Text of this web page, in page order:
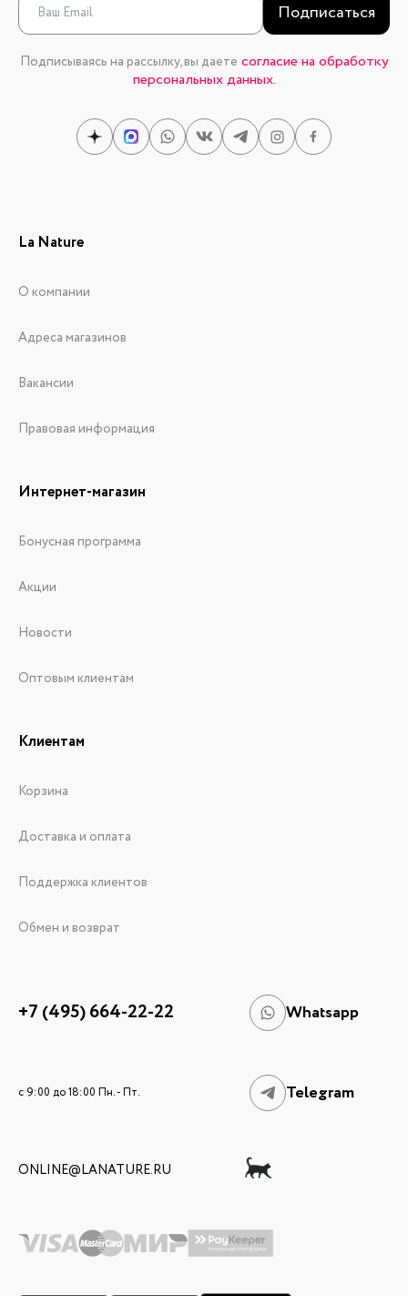
Подписаться
Подписываясь на рассылку, вы даете согласие на обработку
персональных данных.
La Nature
О компании
Адреса магазинов
Вакансии
Правовая информация
Интернет-магазин
Бонусная программа
Акции
Новости
Оптовым клиентам
Клиентам
Корзина
Доставка и оплата
Поддержка клиентов
Обмен и возврат
+7 (495) 664-22-22 Whatsapp
c 9:00 до 18:00 Пн. - Пт. Telegram
ONLINE@LANATURE.RU